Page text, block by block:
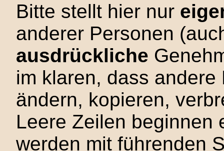
Bitte stellt hier nur
anderer Personen
ausdrückliche
im klaren, dass
ändern, kopieren,
Leere Zeilen beginnen
werden mit führenden